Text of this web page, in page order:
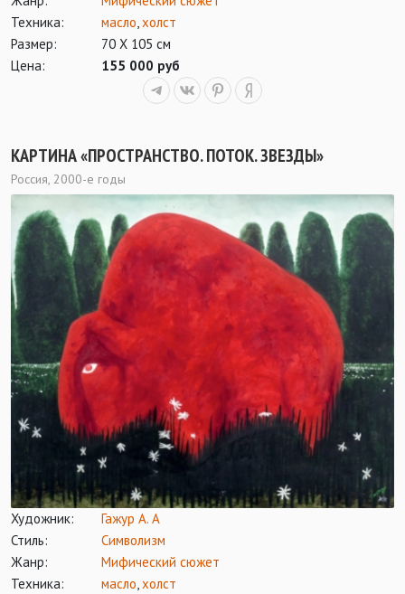
Техника:
масло холст
Размер:
70 Х 105 см
Цена:
155 000 руб
КАРТИНА «ПРОСТРАНСТВО. ПОТОК. ЗВЕЗДЫ»
Россия, 2000-е годы
Художник:
Гажур А. А
Стиль:
Символизм
Жанр:
Мифический сюжет
Техника:
масло,холст